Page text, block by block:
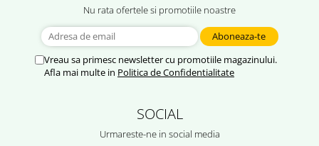
Nu rata ofertele si promotiile noastre
Vreau sa primesc newsletter cu promotiile magazinului.
Afla mai multe in Politica de Confidentialitate
SOCIAL
Urmareste-ne in social media